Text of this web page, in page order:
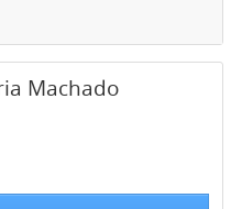
Machado